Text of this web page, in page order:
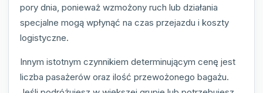
pory dnia, ponieważ wzmożony ruch lub działania
specjalne mogą wpłynąć na czas przejazdu i koszty
logistyczne.
Innym istotnym czynnikiem determinującym cenę jest
liczba pasażerów oraz ilość przewożonego bagażu.